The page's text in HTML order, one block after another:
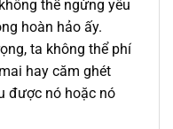
thể ngừng yêu
hoàn hảo ấy.
ta không thể phí
hay căm ghét
được nó hoặc nó